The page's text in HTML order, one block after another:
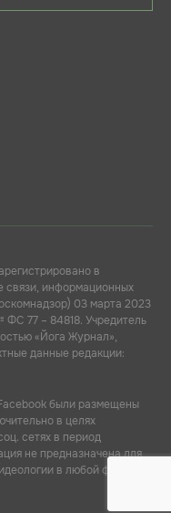
в
связи, информационных
03 марта 2023
77 – 84818. Учредитель
«Йога Журнал»,
данные редакции:
были размещены
в целях
сетях в период
не предназначена для
в любой форме.